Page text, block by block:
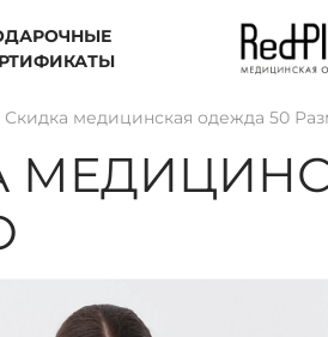
Скидка медицинская одежда 50